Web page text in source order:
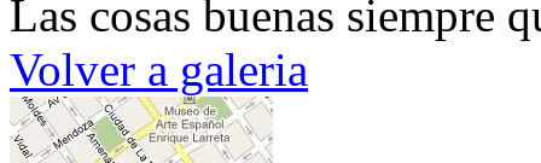
Las cosas buenas siempre
Volver a galeria